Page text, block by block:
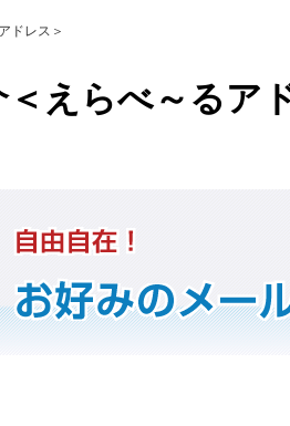
ドレス＞
えらべ～るア